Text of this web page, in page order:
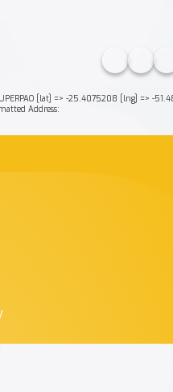
[lat] => -25.4075208 [lng] => -
Address: